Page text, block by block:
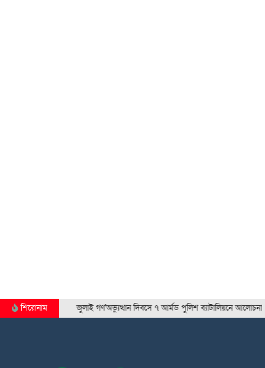
শিরোনাম জুলাই গণ'অভ্যুত্থান দিবসে ৭ আর্মড পুলিশ ব্যাটালিয়নে আলোচনা…